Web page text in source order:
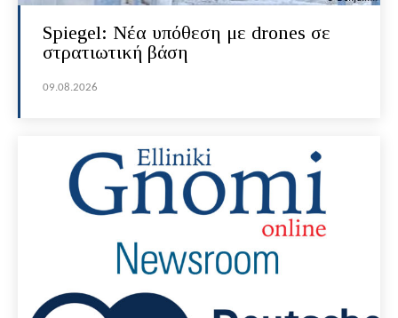
Spiegel: Νέα υπόθεση με drones σε
στρατιωτική βάση
09.08.2026